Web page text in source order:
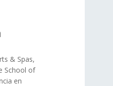
& Spas,
School of
en